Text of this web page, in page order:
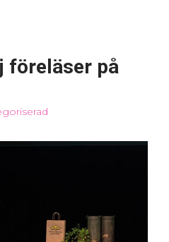
föreläser på